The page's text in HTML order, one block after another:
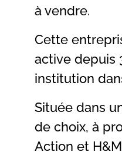
à vendre.
Cette
active depuis
institution
Située dans
de choix, à
Action et